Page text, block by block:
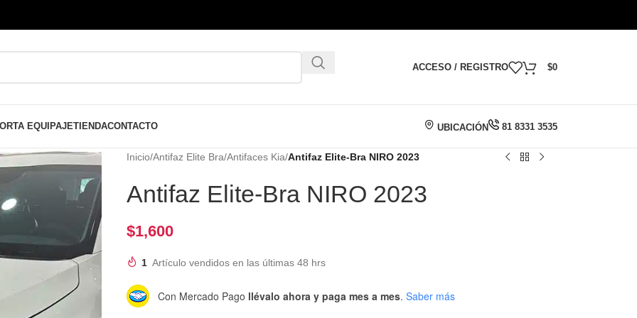
ACCESO / REGISTRO $0
EQUIPAJETIENDACONTACTO UBICACIÓN 81 8331 3535
Inicio/Antifaz Elite Bra/Antifaces Kia/Antifaz Elite-Bra NIRO 2023
Antifaz Elite-Bra NIRO 2023
$1,600
1 Artículo vendidos en las últimas 48 hrs
Con Mercado Pago llévalo ahora y paga mes a mes. Saber más